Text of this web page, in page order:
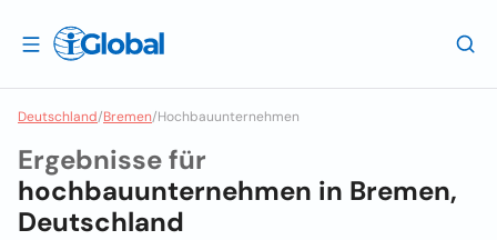
Deutschland/Bremen/Hochbauunternehmen
Ergebnisse für
hochbauunternehmen in Bremen,
Deutschland